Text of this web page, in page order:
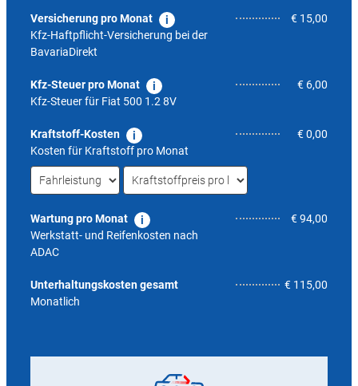
Versicherung pro Monat
Kfz-Haftpflicht-Versicherung bei der
BavariaDirekt
€ 15,00
Kfz-Steuer pro Monat
Kfz-Steuer für Fiat 500 1.2 8V
€ 6,00
Kraftstoff-Kosten
Kosten für Kraftstoff pro Monat
€ 0,00
Wartung pro Monat
Werkstatt- und Reifenkosten nach
ADAC
€ 94,00
Unterhaltungskosten gesamt
Monatlich
€ 115,00